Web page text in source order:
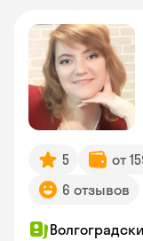
5 от
6 отзывов